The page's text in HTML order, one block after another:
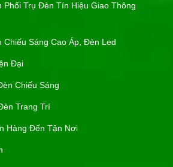
Phối Trụ Đèn Tín Hiệu Giao Thông
Chiếu Sáng Cao Áp, Đèn Led
Đại
Chiếu Sáng
Trang Trí
Hàng Đến Tận Nơi